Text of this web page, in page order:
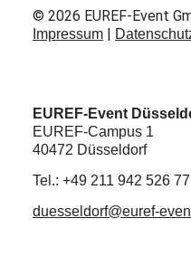
© 2026 EUREF-Event
Impressum |
EUREF-Event
EUREF-Campus 1
40472 Düsseldorf
Tel.: +49 211 942 526 77
duesseldorf@euref-